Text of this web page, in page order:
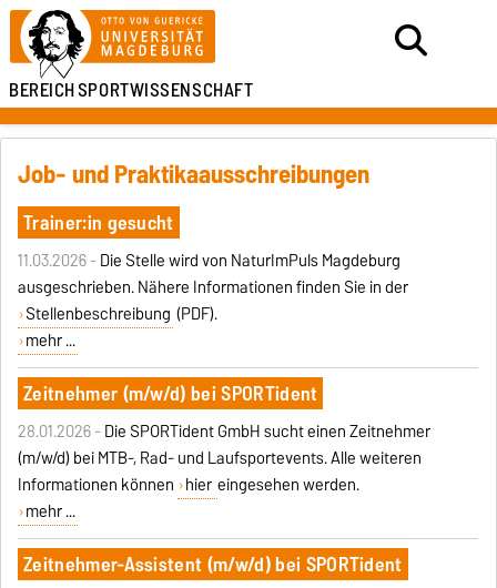
BEREICHSPORTWISSENSCHAFT
Job- und Praktikaausschreibungen
Trainer:in gesucht
11.03.2026 -Die Stelle wird von NaturImPuls Magdeburg
ausgeschrieben. Nähere Informationen finden Sie in der
Stellenbeschreibung (PDF).
mehr ...
Zeitnehmer (m/w/d) bei SPORTident
28.01.2026 -Die SPORTident GmbH sucht einen Zeitnehmer
(m/w/d) bei MTB-, Rad- und Laufsportevents. Alle weiteren
Informationen können hier eingesehen werden.
mehr ...
Zeitnehmer-Assistent (m/w/d) bei SPORTident